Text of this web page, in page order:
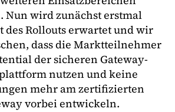
wird zunächst erstmal
des Rollouts erwartet und wir
dass die Marktteilnehmer
der sicheren Gateway-
nutzen und keine
mehr am zertifizierten
vorbei entwickeln.